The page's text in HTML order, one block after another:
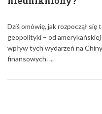
Dziś omówię, jak rozpoczął
geopolityki – od
wpływ tych wydarzeń na
finansowych. ...